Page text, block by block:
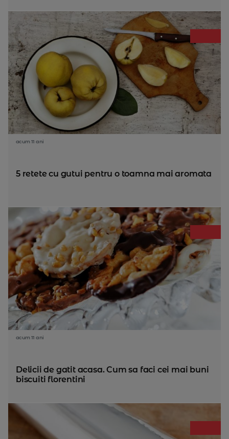
acum 11 ani
5 retete cu gutui pentru o toamna mai aromata
acum 11 ani
Delicii de gatit acasa. Cum sa faci cei mai buni
biscuiti florentini